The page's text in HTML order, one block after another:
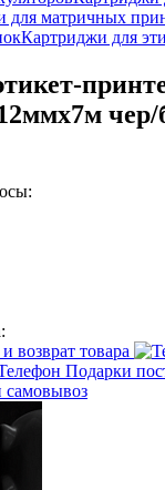
для матричных
Картриджи для
чер/
возврат товара
Подарки
самовывоз